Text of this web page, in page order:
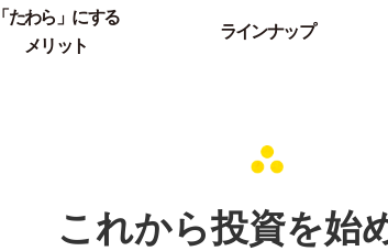
「たわら」にする
メリット
ラインナップ
これから投資を始